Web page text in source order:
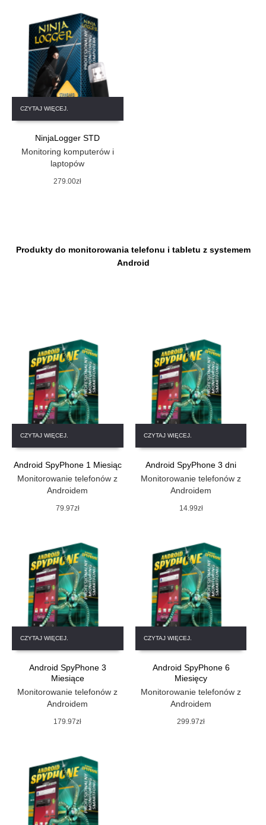
CZYTAJ WIĘCEJ.
NinjaLogger STD
Monitoring komputerów i
laptopów
279.00zł
Produkty do monitorowania telefonu i tabletu z systemem
Android
CZYTAJ WIĘCEJ.
Android SpyPhone 1 Miesiąc
Monitorowanie telefonów z
Androidem
79.97zł
CZYTAJ WIĘCEJ.
Android SpyPhone 3 dni
Monitorowanie telefonów z
Androidem
14.99zł
CZYTAJ WIĘCEJ.
Android SpyPhone 3
Miesiące
Monitorowanie telefonów z
Androidem
179.97zł
CZYTAJ WIĘCEJ.
Android SpyPhone 6
Miesięcy
Monitorowanie telefonów z
Androidem
299.97zł